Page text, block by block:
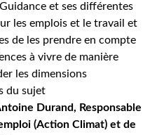
et ses différentes
les emplois et le travail et
de les prendre en compte
à vivre de manière
les dimensions
du sujet
Durand, Responsable
(Action Climat) et de